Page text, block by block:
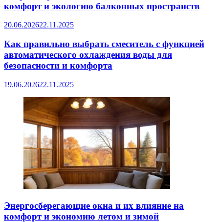
комфорт и экологию балконных пространств
20.06.202622.11.2025
Как правильно выбрать смеситель с функцией
автоматического охлаждения воды для
безопасности и комфорта
19.06.202622.11.2025
Энергосберегающие окна и их влияние на
комфорт и экономию летом и зимой